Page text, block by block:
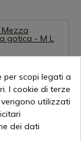
prodotto
per scopi legati a
I cookie di terze
utilizzati
dei dati